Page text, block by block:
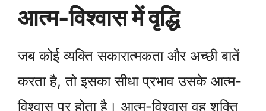
आत्म-विश्वास में वृद्धि
जब कोई व्यक्ति सकारात्मकता और अच्छी बातें
करता है, तो इसका सीधा प्रभाव उसके आत्म-
विश्वास पर होता है। आत्म-विश्वास वह शक्ति